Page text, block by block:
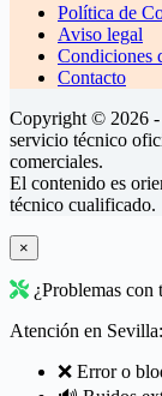
Política de
Aviso legal
Condiciones
Contacto
Copyright © 2026 -
servicio técnico
comerciales.
El contenido es
técnico cualificado.
×
¿Problemas con
Atención en Sevilla:
❌ Error o